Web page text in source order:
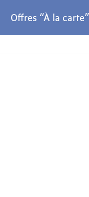
Offres “À la carte”